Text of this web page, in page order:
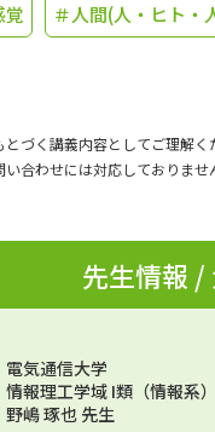
覚 ＃人間(人・ヒト・
づく講義内容としてご理解く
合わせには対応しておりませ
先生情報 /
電気通信大学
情報理工学域 I類（情報系
野嶋 琢也 先生